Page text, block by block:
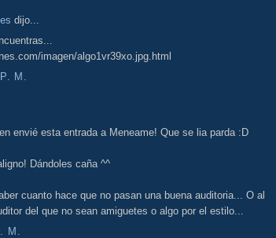
dijo...
imagen/algo1vr39xo.jpg.html
M.
envié esta entrada a Meneame! Que se lia parda :D
Dándoles caña ^^
cuanto hace que no pasan una buena auditoria... O al
del que no sean amiguetes o algo por el estilo...
M.